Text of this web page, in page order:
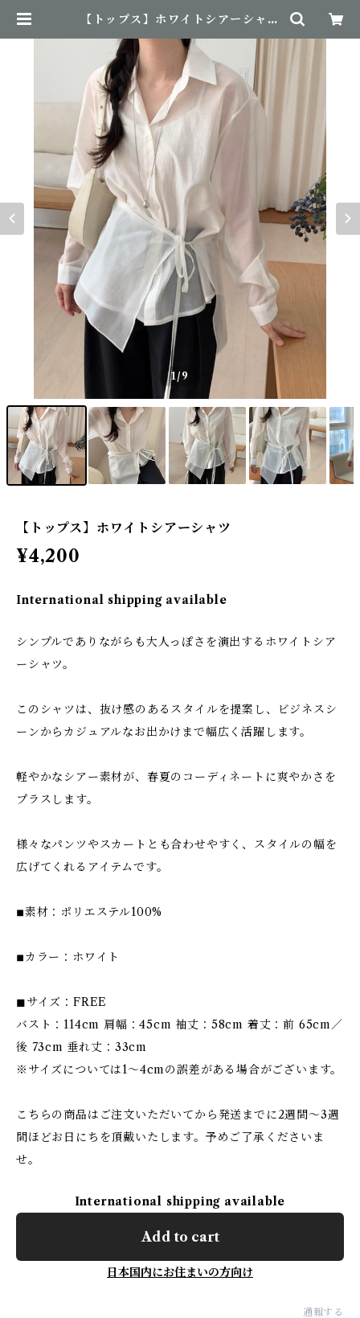
【トップス】ホワイトシアーシャツ
1/9
【トップス】ホワイトシアーシャツ
¥4,200
International shipping available
シンプルでありながらも大人っぽさを演出するホワイトシア
ーシャツ。
このシャツは、抜け感のあるスタイルを提案し、ビジネスシ
ーンからカジュアルなお出かけまで幅広く活躍します。
軽やかなシアー素材が、春夏のコーディネートに爽やかさを
プラスします。
様々なパンツやスカートとも合わせやすく、スタイルの幅を
広げてくれるアイテムです。
◾︎素材：ポリエステル100%
◾︎カラー：ホワイト
◼︎サイズ：FREE
バスト：114cm 肩幅：45cm 袖丈：58cm 着丈：前 65cm／
後 73cm 垂れ丈：33cm
※サイズについては1〜4cmの誤差がある場合がございます。
こちらの商品はご注文いただいてから発送までに2週間〜3週
間ほどお日にちを頂戴いたします。予めご了承くださいま
せ。
International shipping available
Add to cart
日本国内にお住まいの方向け
通報する